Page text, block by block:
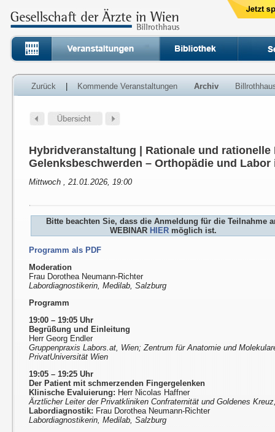
Zurück Kommende Veranstaltungen Archiv
Hybridveranstaltung | Rationale und
Gelenksbeschwerden – Orthopädie und Labor
Mittwoch , 21.01.2026, 19:00
Bitte beachten Sie, dass die Anmeldung für die Teilnahme
WEBINAR HIER möglich ist.
Programm als PDF
Moderation
Frau Dorothea Neumann-Richter
Labordiagnostikerin, Medilab, Salzburg
Programm
19:00 – 19:05 Uhr
Begrüßung und Einleitung
Herr Georg Endler
Gruppenpraxis Labors.at, Wien; Zentrum für Anatomie und
PrivatUniversität Wien
19:05 – 19:25 Uhr
Der Patient mit schmerzenden Fingergelenken
Klinische Evaluierung: Herr Nicolas Haffner
Ärztlicher Leiter der Privatkliniken Confraternität und Goldenes
Labordiagnostik: Frau Dorothea Neumann-Richter
Labordiagnostikerin, Medilab, Salzburg